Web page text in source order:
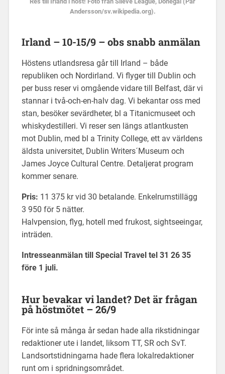
Andersson/sv.wikipedia.org).
Irland – 10-15/9 – obs snabb anmälan
Höstens utlandsresa går till Irland – både
republiken och Nordirland. Vi flyger till Dublin och
per buss reser vi omgående vidare till Belfast, där vi
stannar i två-och-en-halv dag. Vi bekantar oss med
stan, besöker sevärdheter, bl a Titanicmuseet och
whiskydestilleri. Vi reser sen längs atlantkusten
mot Dublin, med bl a Trinity College, ett av världens
äldsta universitet, Dublin Writers´Museum och
James Joyce Cultural Centre. Detaljerat program
kommer senare.
Pris: 11 375 kr vid 30 betalande. Enkelrumstillägg
3 950 för 5 nätter.
Halvpension, flyg, hotell med frukost, sightseeingar,
inträden.
Intresseanmälan till Special Travel tel 31 26 35
före 1 juli.
Hur bevakar vi landet?Det är frågan
på höstmötet – 26/9
För inte så många år sedan hade alla rikstidningar
redaktioner ute i landet, liksom TT, SR och SvT.
Landsortstidningarna hade flera lokalredaktioner
runt om i spridningsområdet.